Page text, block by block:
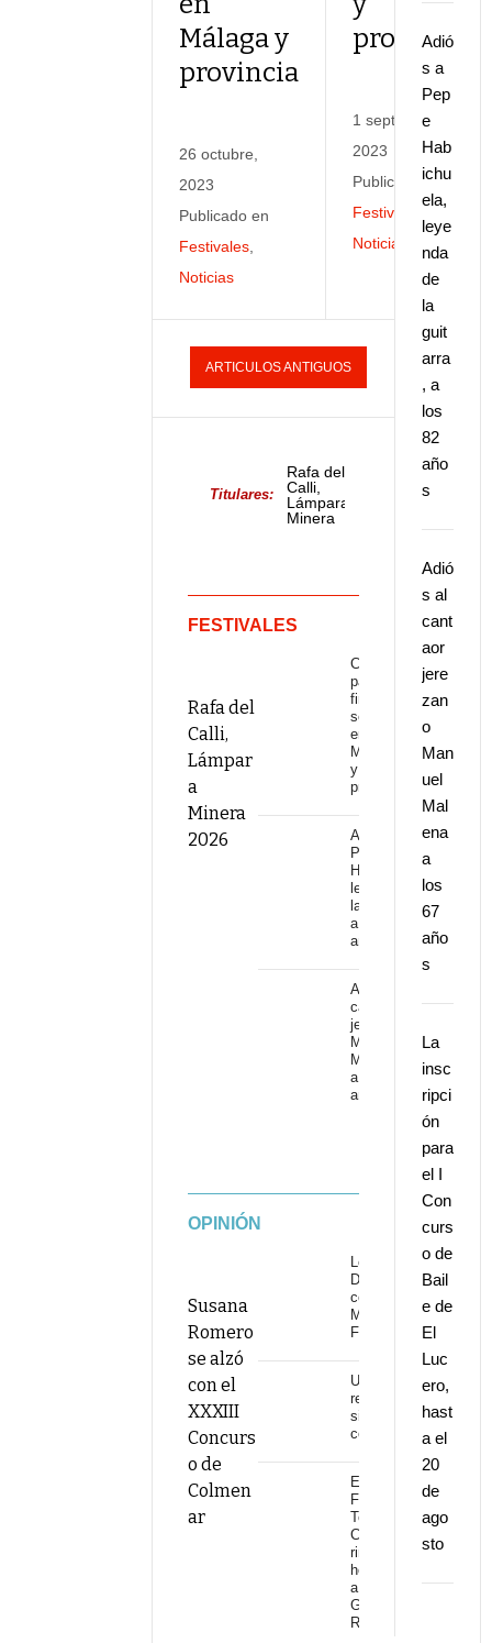
Málaga y
provincia
26 octubre,
2023
Publicado en
Festivales
Noticias
provincia
1 septiembre,
2023
Publicado en
Festivales
Noticias
ARTICULOS ANTIGUOS
Titulares:
Rafa del
Calli,
Lámpara
Minera
FESTIVALES
Rafa del
Calli,
Lámpar
a
Minera
2026
Citas
para el
fin de
semana
en
Málaga
y
provincia
Adiós a
Pepe
Habichuela,
leyenda de
la guitarra,
a los 82
años
Adiós al
cantaor
jerezano
Manuel
Malena
a los 67
años
OPINIÓN
Susana
Romero
se alzó
con el
XXXIII
Concurs
o de
Colmen
ar
Los
Delinqüentes
conquistan
Marenostrum
Fuengirola
Una
revolución
sin
continuidad
El
Festival
Torre del
Cante
rinde
homenaje
a
Gonzalo
Rojo
Adió
s a
Pep
e
Hab
ichu
ela,
leye
nda
de
la
guit
arra
, a
los
82
año
s
Adió
s al
cant
aor
jere
zan
o
Man
uel
Mal
ena
a
los
67
año
s
La
insc
ripci
ón
para
el I
Con
curs
o de
Bail
e de
El
Luc
ero,
hast
a el
20
de
ago
sto